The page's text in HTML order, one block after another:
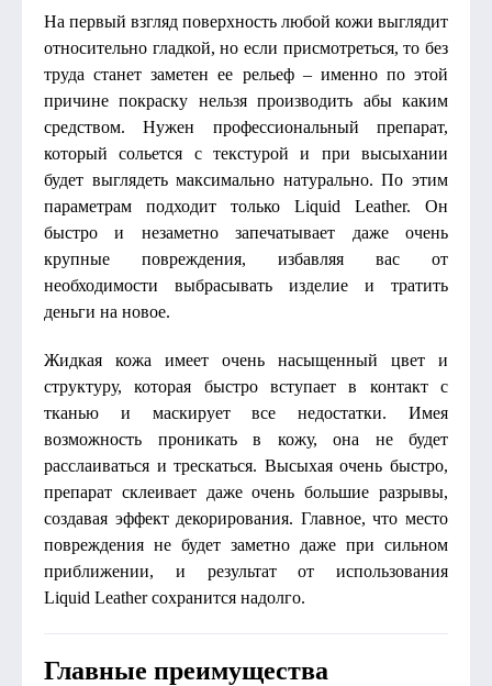
На первый взгляд поверхность любой кожи выглядит
относительно гладкой, но если присмотреться, то без
труда станет заметен ее рельеф – именно по этой
причине покраску нельзя производить абы каким
средством. Нужен профессиональный препарат,
который сольется с текстурой и при высыхании
будет выглядеть максимально натурально. По этим
параметрам подходит только Liquid Leather. Он
быстро и незаметно запечатывает даже очень
крупные повреждения, избавляя вас от
необходимости выбрасывать изделие и тратить
деньги на новое.
Жидкая кожа имеет очень насыщенный цвет и
структуру, которая быстро вступает в контакт с
тканью и маскирует все недостатки. Имея
возможность проникать в кожу, она не будет
расслаиваться и трескаться. Высыхая очень быстро,
препарат склеивает даже очень большие разрывы,
создавая эффект декорирования. Главное, что место
повреждения не будет заметно даже при сильном
приближении, и результат от использования
Liquid Leather сохранится надолго.
Главные преимущества